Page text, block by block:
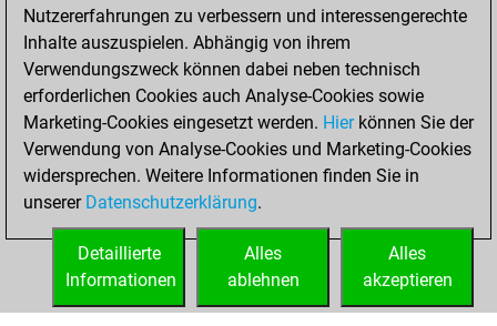
Oktober 12, 2025
You won
against Fritz
Fritz
Donnerstag,
August 7, 2025
You created
your Fritz account
Nutzererfahrungen zu verbessern und interessengerechte
Inhalte auszuspielen. Abhängig von ihrem
Verwendungszweck können dabei neben technisch
erforderlichen Cookies auch Analyse-Cookies sowie
Marketing-Cookies eingesetzt werden. Hierkönnen Sie der
Verwendung von Analyse-Cookies und Marketing-Cookies
widersprechen. Weitere Informationen finden Sie in
unserer Datenschutzerklärung.
Alles
akzeptieren
Alles
ablehnen
Detaillierte
Informationen